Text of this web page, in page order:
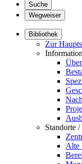
Suche
Wegweiser
Bibliothek
Zur
Information
Standorte
Alte